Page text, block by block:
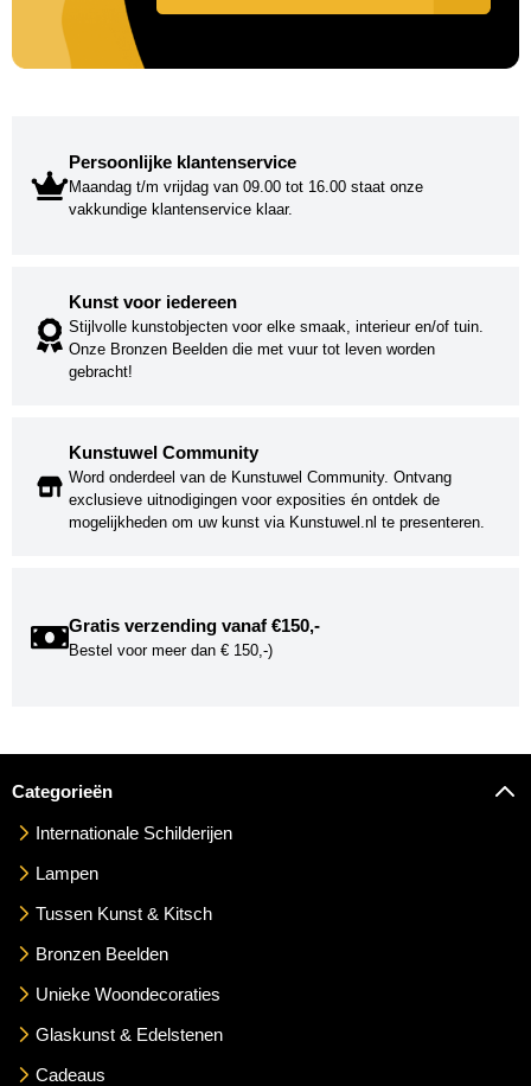
Persoonlijke klantenservice
Maandag t/m vrijdag van 09.00 tot 16.00 staat onze
vakkundige klantenservice klaar.
Kunst voor iedereen
Stijlvolle kunstobjecten voor elke smaak, interieur en/of tuin.
Onze Bronzen Beelden die met vuur tot leven worden
gebracht!
Kunstuwel Community
Word onderdeel van de Kunstuwel Community. Ontvang
exclusieve uitnodigingen voor exposities én ontdek de
mogelijkheden om uw kunst via Kunstuwel.nl te presenteren.
Gratis verzending vanaf €150,-
Bestel voor meer dan € 150,-)
Categorieën
Internationale Schilderijen
Lampen
Tussen Kunst & Kitsch
Bronzen Beelden
Unieke Woondecoraties
Glaskunst & Edelstenen
Cadeaus